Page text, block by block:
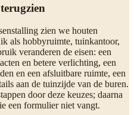
zien we houten
als hobbyruimte, tuinkantoor,
veranderen de eisen: een
en betere verlichting, een
en een afsluitbare ruimte, een
aan de tuinzijde van de buren.
door deze keuzes; daarna
een formulier niet vangt.